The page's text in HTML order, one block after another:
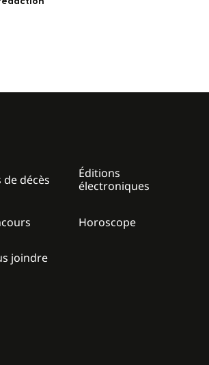
de décès
Éditions
électroniques
Horoscope
joindre